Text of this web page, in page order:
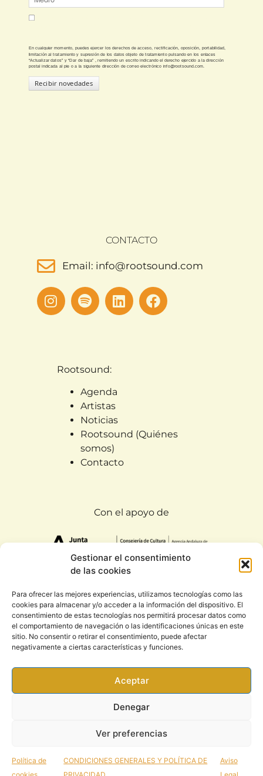
Gestionar el consentimiento
de las cookies
Para ofrecer las mejores experiencias, utilizamos tecnologías como las
cookies para almacenar y/o acceder a la información del dispositivo. El
consentimiento de estas tecnologías nos permitirá procesar datos como
el comportamiento de navegación o las identificaciones únicas en este
sitio. No consentir o retirar el consentimiento, puede afectar
negativamente a ciertas características y funciones.
Aceptar
Denegar
Ver preferencias
Política de
CONDICIONES GENERALES Y POLÍTICA DE
Aviso
En cualquier momento, puedes ejercer los derechos de acceso, rectificación, oposición, portabilidad,
limitación al tratamiento y supresión de los datos objeto de tratamiento pulsando en los enlaces
“Actualizar datos” y “Dar de baja” , remitiendo un escrito indicando el derecho ejercido a la dirección
postal indicada al pie o a la siguiente dirección de correo electrónico info@rootsound.com.
Recibir novedades
CONTACTO
Email: info@rootsound.com
Rootsound:
Agenda
Artistas
Noticias
Rootsound (Quiénes
somos)
Contacto
Con el apoyo de
Todos los derechos reservados. Rootsound 2020
|Condiciones generales y política de privacidad